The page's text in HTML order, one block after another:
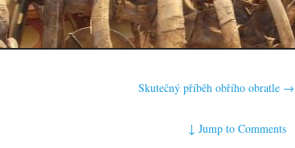
Skutečný příběh obřího obratle →
↓Jump to Comments